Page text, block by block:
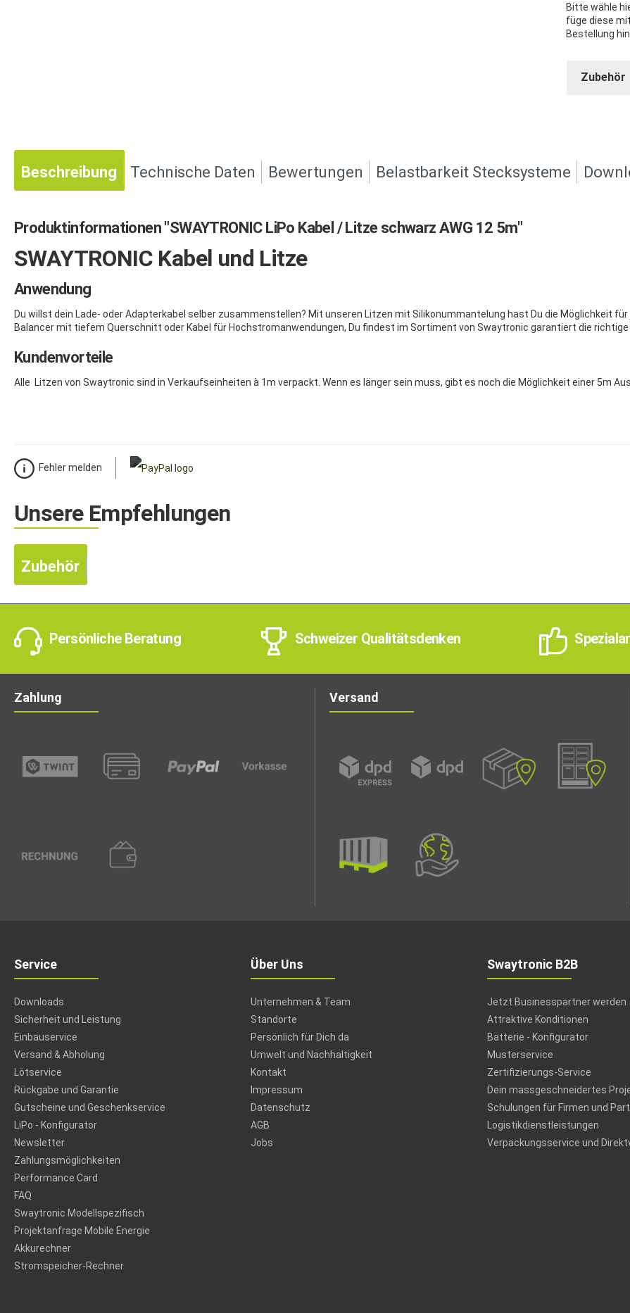
Bitte wähle
füge diese
Bestellung
Zubehör
Beschreibung Technische Daten Bewertungen Belastbarkeit Stecksysteme
Produktinformationen "SWAYTRONIC LiPo Kabel / Litze schwarz AWG 12 5m"
SWAYTRONIC Kabel und Litze
Anwendung
Du willst dein Lade- oder Adapterkabel selber zusammenstellen? Mit unseren Litzen mit Silikonummantelung hast Du die Möglichkeit
Balancer mit tiefem Querschnitt oder Kabel für Hochstromanwendungen, Du findest im Sortiment von Swaytronic garantiert die richtige
Kundenvorteile
Alle Litzen von Swaytronic sind in Verkaufseinheiten à 1m verpackt. Wenn es länger sein muss, gibt es noch die Möglichkeit einer 5m
Fehler melden
Unsere Empfehlungen
Zubehör
Persönliche Beratung Schweizer Qualitätsdenken
Zahlung Versand
Service
Downloads
Sicherheit und Leistung
Einbauservice
Versand & Abholung
Lötservice
Rückgabe und Garantie
Gutscheine und Geschenkservice
LiPo - Konfigurator
Newsletter
Zahlungsmöglichkeiten
Performance Card
FAQ
Swaytronic Modellspezifisch
Projektanfrage Mobile Energie
Akkurechner
Stromspeicher-Rechner
Über Uns
Unternehmen & Team
Standorte
Persönlich für Dich da
Umwelt und Nachhaltigkeit
Kontakt
Impressum
Datenschutz
AGB
Jobs
Swaytronic B2B
Jetzt Businesspartner werden
Attraktive Konditionen
Batterie - Konfigurator
Musterservice
Zertifizierungs-Service
Dein massgeschneidertes
Schulungen für Firmen und
Logistikdienstleistungen
Verpackungsservice und